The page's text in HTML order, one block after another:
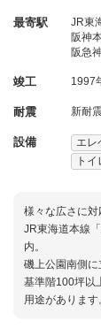
最寄駅
JR東
阪神
阪急
竣工 1997
耐震 新耐
設備 エレ
ト
様々な広さに対
JR東海道本線
内。
磯上公園南側に
基準階100坪以
用途があります